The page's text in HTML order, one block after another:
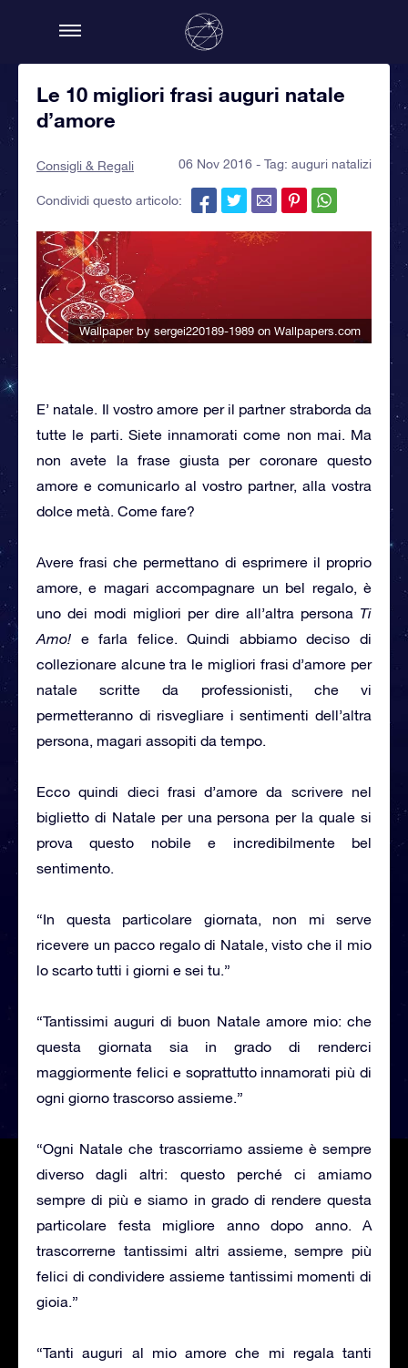
Le 10 migliori frasi auguri natale
d’amore
Consigli & Regali 06 Nov 2016 - Tag: auguri natalizi
Condividi questo articolo:
Wallpaper by sergei220189-1989 on Wallpapers.com
E’ natale. Il vostro amore per il partner straborda da
tutte le parti. Siete innamorati come non mai. Ma
non avete la frase giusta per coronare questo
amore e comunicarlo al vostro partner, alla vostra
dolce metà. Come fare?
Avere frasi che permettano di esprimere il proprio
amore, e magari accompagnare un bel regalo, è
uno dei modi migliori per dire all’altra persona Ti
Amo! e farla felice. Quindi abbiamo deciso di
collezionare alcune tra le migliori frasi d’amore per
natale scritte da professionisti, che vi
permetteranno di risvegliare i sentimenti dell’altra
persona, magari assopiti da tempo.
Ecco quindi dieci frasi d’amore da scrivere nel
biglietto di Natale per una persona per la quale si
prova questo nobile e incredibilmente bel
sentimento.
“In questa particolare giornata, non mi serve
ricevere un pacco regalo di Natale, visto che il mio
lo scarto tutti i giorni e sei tu.”
“Tantissimi auguri di buon Natale amore mio: che
questa giornata sia in grado di renderci
maggiormente felici e soprattutto innamorati più di
ogni giorno trascorso assieme.”
“Ogni Natale che trascorriamo assieme è sempre
diverso dagli altri: questo perché ci amiamo
sempre di più e siamo in grado di rendere questa
particolare festa migliore anno dopo anno. A
trascorrerne tantissimi altri assieme, sempre più
felici di condividere assieme tantissimi momenti di
gioia.”
“Tanti auguri al mio amore che mi regala tanti